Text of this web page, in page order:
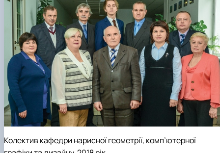
Колектив кафедри нарисної геометрії, комп’ютерної